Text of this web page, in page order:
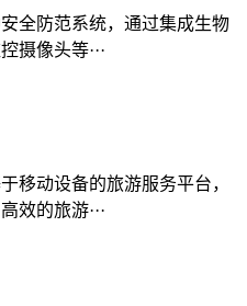
全防范系统，通过集成生物
摄像头等···
移动设备的旅游服务平台，
效的旅游···